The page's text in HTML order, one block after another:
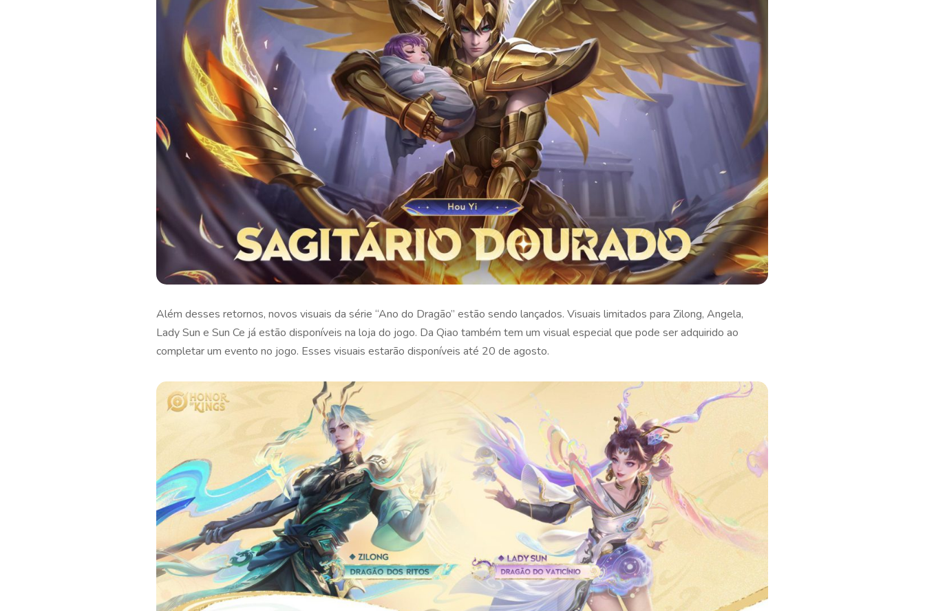
Além desses retornos, novos visuais da série “Ano do Dragão” estão sendo lançados. Visuais limitados para Zilong, Angela,
Lady Sun e Sun Ce já estão disponíveis na loja do jogo. Da Qiao também tem um visual especial que pode ser adquirido ao
completar um evento no jogo. Esses visuais estarão disponíveis até 20 de agosto.